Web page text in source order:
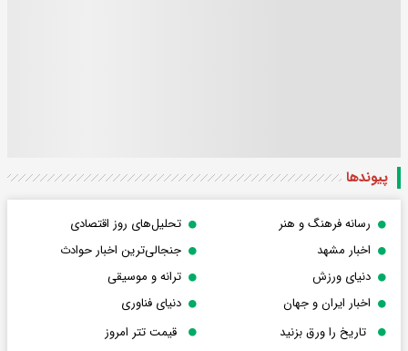
پیوندها
رسانه فرهنگ و هنر
تحلیل‌های روز اقتصادی
اخبار مشهد
جنجالی‌ترین اخبار حوادث
دنیای ورزش
ترانه و موسیقی
اخبار ایران و جهان
دنیای فناوری
تاریخ را ورق بزنید
قیمت تتر امروز